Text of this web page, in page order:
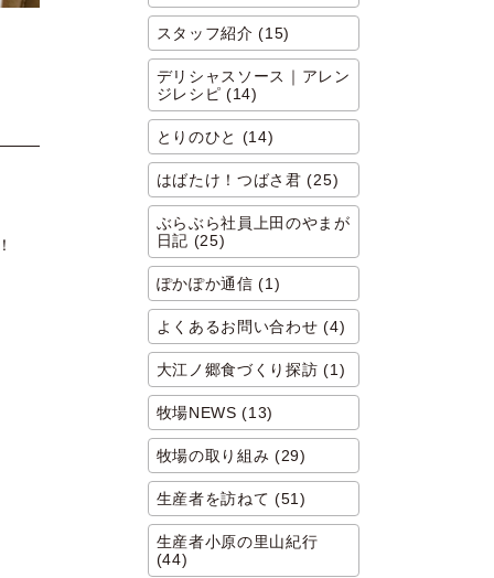
スタッフ紹介 (15)
デリシャスソース｜アレン
ジレシピ (14)
とりのひと (14)
はばたけ！つばさ君 (25)
ぶらぶら社員上田のやまが
日記 (25)
ぽかぽか通信 (1)
よくあるお問い合わせ (4)
大江ノ郷食づくり探訪 (1)
牧場NEWS (13)
牧場の取り組み (29)
生産者を訪ねて (51)
生産者小原の里山紀行
(44)